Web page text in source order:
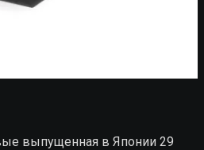
выпущенная в Японии 29